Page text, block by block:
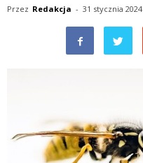
Przez Redakcja - 31 stycznia 2024